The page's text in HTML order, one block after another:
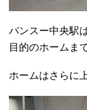
バンスー中央駅
目的のホームま
ホームはさらに